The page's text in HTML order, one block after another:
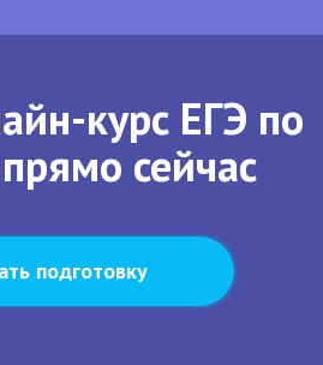
курс ЕГЭ по
сейчас
подготовку